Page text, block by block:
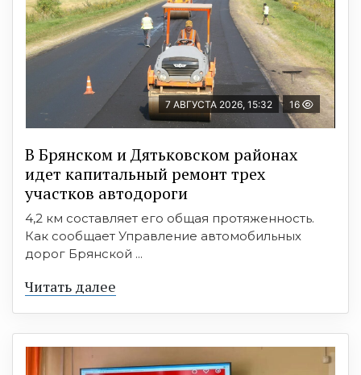
7 АВГУСТА 2026, 15:32 16
В Брянском и Дятьковском районах
идет капитальный ремонт трех
участков автодороги
4,2 км составляет его общая протяженность.
Как сообщает Управление автомобильных
дорог Брянской ...
Читать далее